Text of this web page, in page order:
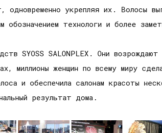
одновременно укрепляя их. Волосы
обозначением технологи и более
SYOSS SALONPLEX. Они
миллионы женщин по всему миру
и обеспечила салонам красоты
результат дома.